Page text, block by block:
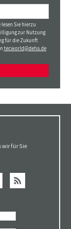
Sie hierzu
zur Nutzung
für die Zukunft
tecworld@deha.de
wir für Sie